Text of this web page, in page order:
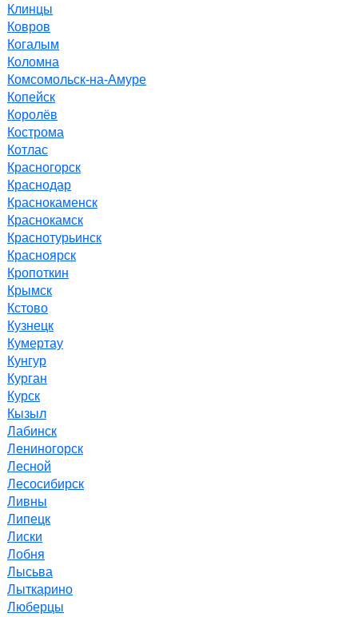
Клинцы
Ковров
Когалым
Коломна
Комсомольск-на-Амуре
Копейск
Королёв
Кострома
Котлас
Красногорск
Краснодар
Краснокаменск
Краснокамск
Краснотурьинск
Красноярск
Кропоткин
Крымск
Кстово
Кузнецк
Кумертау
Кунгур
Курган
Курск
Кызыл
Лабинск
Лениногорск
Лесной
Лесосибирск
Ливны
Липецк
Лиски
Лобня
Лысьва
Лыткарино
Люберцы